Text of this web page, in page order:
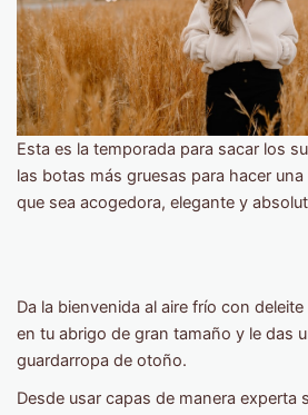
Esta es la temporada para sacar los
las botas más gruesas para hacer
que sea acogedora, elegante y
Da la bienvenida al aire frío con
en tu abrigo de gran tamaño y le das
guardarropa de otoño.
Desde usar capas de manera experta